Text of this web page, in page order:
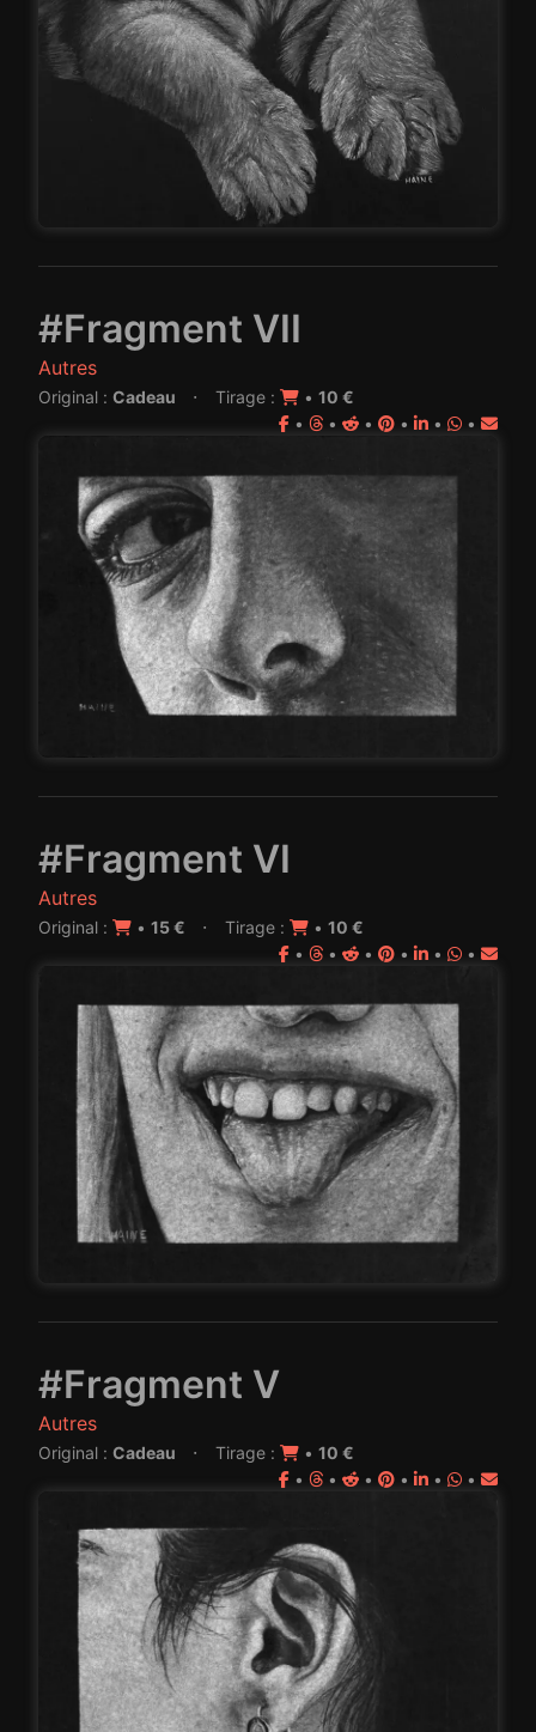
#Fragment VII
Autres
Original : Cadeau · Tirage : • 10 €
•
• • • • •
#Fragment VI
Autres
Original : • 15 € · Tirage : • 10 €
•
• • • • •
#Fragment V
Autres
Original : Cadeau · Tirage : • 10 €
•
• • • • •